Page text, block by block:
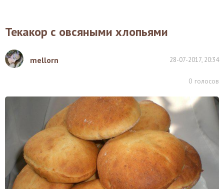
Текакор с овсяными хлопьями
mellorn 28-07-2017, 20:34
0 голосов